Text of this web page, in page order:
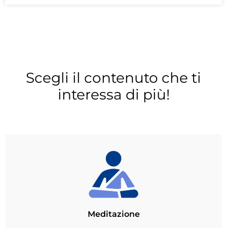
Scegli il contenuto che ti
interessa di più!
Meditazione